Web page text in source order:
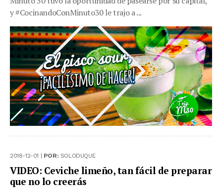
y #CocinandoConMinuto30 le trajo a ...
2018-12-01 | POR: SOLODUQUE
VIDEO: Ceviche limeño, tan fácil de preparar
que no lo creerás